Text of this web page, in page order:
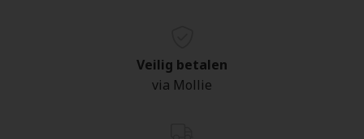
Veilig betalen
via Mollie